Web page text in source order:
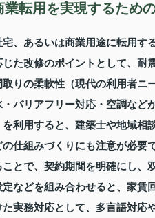
転用を実現するため
、あるいは商業用途に転用
た改修のポイントとして、
りの柔軟性（現代の利用者
バリアフリー対応・空調な
利用すると、建築士や地域相
仕組みづくりにも注意が必
とで、契約期間を明確にし
などを組み合わせると、家賃
実務対応として、多言語対